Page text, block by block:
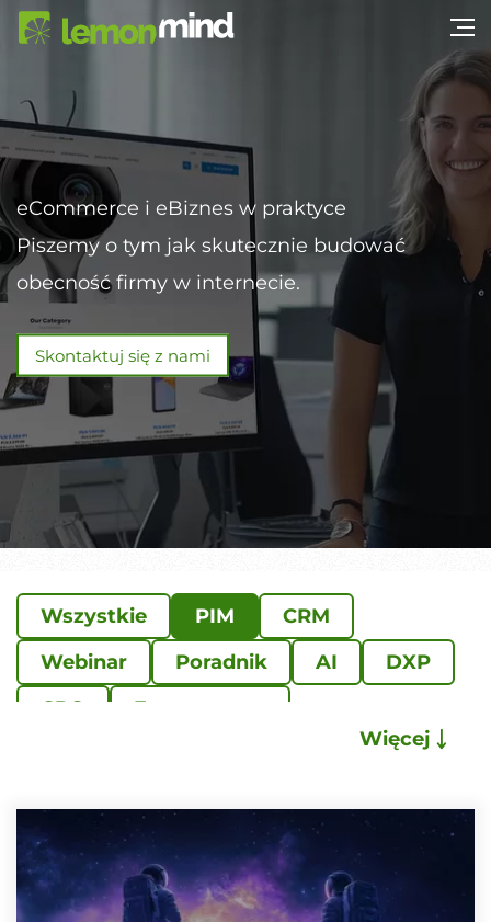
eCommerce i eBiznes w praktyce
Piszemy o tym jak skutecznie budować
obecność firmy w internecie.
Skontaktuj się z nami
Wszystkie PIM
CRM
Webinar
Poradnik AI
DXP
CPQ
E-commerce
Więcej